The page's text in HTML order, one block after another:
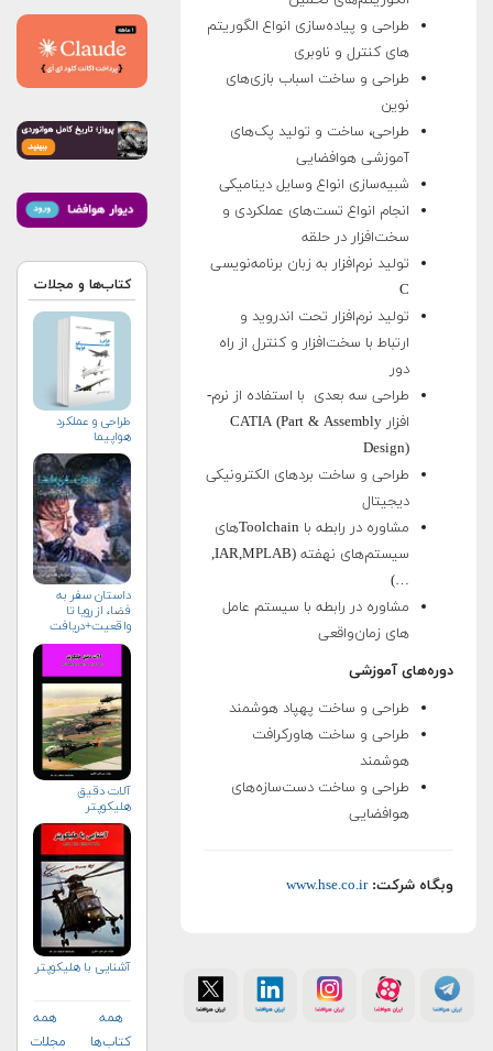
طراحی و پیاده‌­سازی انواع الگوریتم­‌
های کنترل و ناوبری
طراحی و ساخت اسباب بازی‌های
نوین
طراحی، ساخت و تولید پک‌های
آموزشی هوافضایی
شبیه­‌سازی انواع وسایل دینامیکی
انجام انواع تست­‌های عملکردی و
سخت­‌افزار در حلقه
تولید نرم‌افزار به زبان برنامه‌نویسی
C
تولید نرم‌افزار تحت اندروید و
ارتباط با سخت‌افزار و کنترل از راه
دور
طراحی سه بعدی با استفاده از نرم‌­
افزار CATIA (Part & Assembly
Design)
طراحی و ساخت بردهای الکترونیکی
دیجیتال
مشاوره در رابطه با Toolchainهای
سیستم‌های نهفته (IAR,MPLAB,
…)
مشاوره در رابطه با سیستم عامل­‌
های زمان‌واقعی
دوره‌های آموزشی
طراحی و ساخت پهپاد هوشمند
طراحی و ساخت هاورکرافت
هوشمند
طراحی و ساخت دست‌سازه‌های
هوافضایی
وبگاه شرکت: www.hse.co.ir
کتاب‌ها و مجلات
طراحی و عملکرد
هواپیما
داستان سفر به
فضا، از رویا تا
واقعیت+دریافت
نسخه‌ الکترونیکی
آلات دقيق
هليكوپتر
آشنایی با هلیكوپتر
همه
کتاب‌ها
همه
مجلات